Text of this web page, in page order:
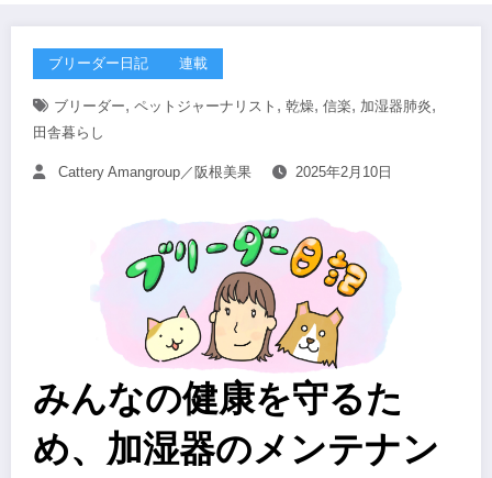
ブリーダー日記 連載
ブリーダー, ペットジャーナリスト , 乾燥, 信楽, 加湿器肺炎,
田舎暮らし
Cattery Amangroup／阪根美果 2025年2月10日
みんなの健康を守るた
め、加湿器のメンテナン